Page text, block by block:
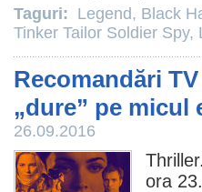
Taguri: Legend, Black
Tinker Tailor Soldier Spy,
Recomandări
„dure” pe micul
26.09.2016
Thriller.
ora